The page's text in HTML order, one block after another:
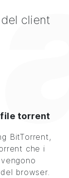
client
file torrent
BitTorrent,
che i
browser.